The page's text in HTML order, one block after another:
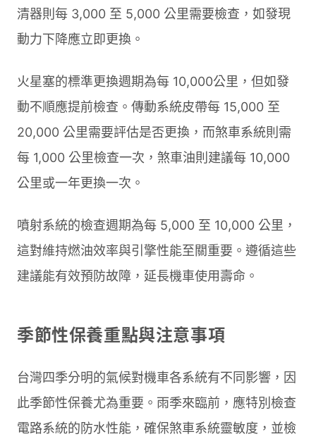
清器則每 3,000 至 5,000 公里需要檢查，如發現
動力下降應立即更換。
火星塞的標準更換週期為每 10,000公里，但如發
動不順應提前檢查。傳動系統皮帶每 15,000 至
20,000 公里需要評估是否更換，而煞車系統則需
每 1,000 公里檢查一次，煞車油則建議每 10,000
公里或一年更換一次。
噴射系統的檢查週期為每 5,000 至 10,000 公里，
這對維持燃油效率與引擎性能至關重要。遵循這些
建議能有效預防故障，延長機車使用壽命。
季節性保養重點與注意事項
台灣四季分明的氣候對機車各系統有不同影響，因
此季節性保養尤為重要。雨季來臨前，應特別檢查
電路系統的防水性能，確保煞車系統靈敏度，並檢